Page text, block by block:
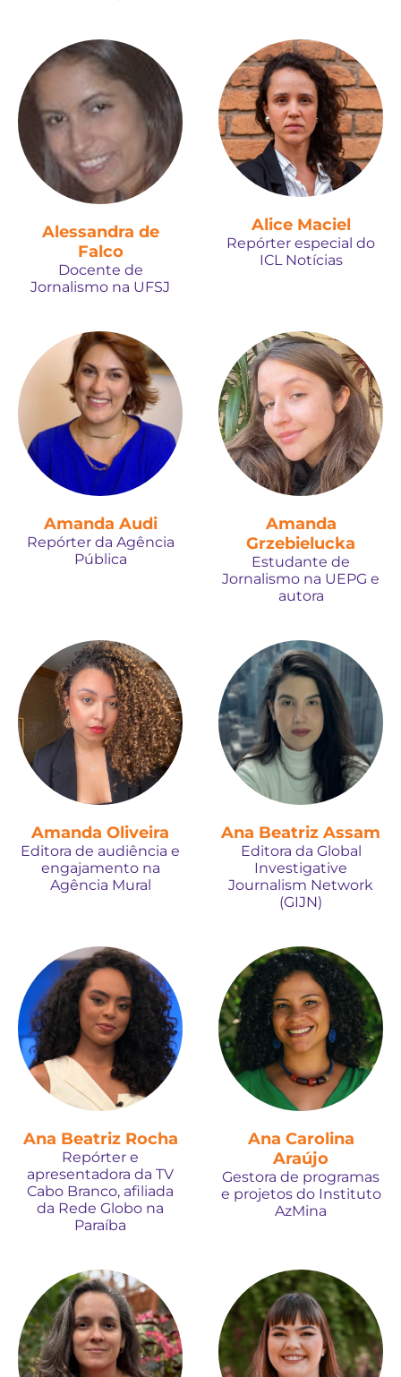
Alessandra de
Falco
Docente de
Jornalismo na UFSJ
Alice Maciel
Repórter especial do
ICL Notícias
Amanda Audi
Repórter da Agência
Pública
Amanda
Grzebielucka
Estudante de
Jornalismo na UEPG e
autora
Amanda Oliveira
Editora de audiência e
engajamento na
Agência Mural
Ana Beatriz Assam
Editora da Global
Investigative
Journalism Network
(GIJN)
Ana Beatriz Rocha
Repórter e
apresentadora da TV
Cabo Branco, afiliada
da Rede Globo na
Paraíba
Ana Carolina
Araújo
Gestora de programas
e projetos do Instituto
AzMina